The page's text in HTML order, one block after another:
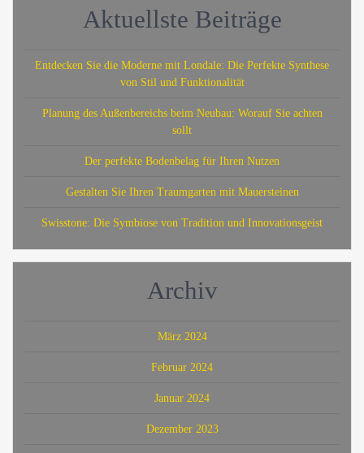
Aktuellste Beiträge
Entdecken Sie die Moderne mit Londale: Die Perfekte Synthese
von Stil und Funktionalität
Planung des Außenbereichs beim Neubau: Worauf Sie achten
sollt
Der perfekte Bodenbelag für Ihren Nutzen
Gestalten Sie Ihren Traumgarten mit Mauersteinen
Swisstone: Die Symbiose von Tradition und Innovationsgeist
Archiv
März 2024
Februar 2024
Januar 2024
Dezember 2023